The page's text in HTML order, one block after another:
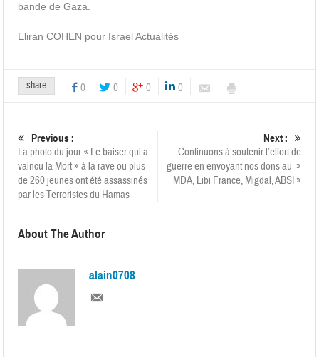
bande de Gaza.
Eliran COHEN pour Israel Actualités
share 0 0 0 0
Previous :
La photo du jour « Le baiser qui a
vaincu la Mort » à la rave ou plus
de 260 jeunes ont été assassinés
par les Terroristes du Hamas
Next :
Continuons à soutenir l’effort de
guerre en envoyant nos dons au »
MDA, Libi France, Migdal, ABSI »
About The Author
alain0708